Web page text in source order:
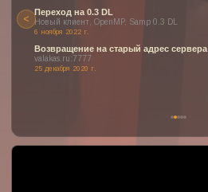
<
Переход на 0.3 DL
Новый клиент, OpenMP, Samp 0.3 DL
6 ноября 2022 г.
Возвращение на старый адрес сервера
valakas.ru:7777
25 декабря 2020 г.